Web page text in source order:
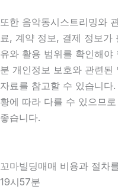
또한 음악동시스트리밍와
료, 계약 정보, 결제 정보가
유와 활용 범위를 확인해
분 개인정보 보호와 관련된
자료를 참고할 수 있습니
황에 따라 다를 수 있으므
좋습니다.
꼬마빌딩매매 비용과 절차
19시57분